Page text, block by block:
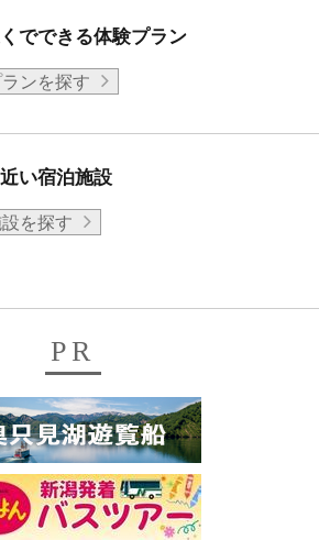
でできる体験プラン
ンを探す
い宿泊施設
を探す
PR